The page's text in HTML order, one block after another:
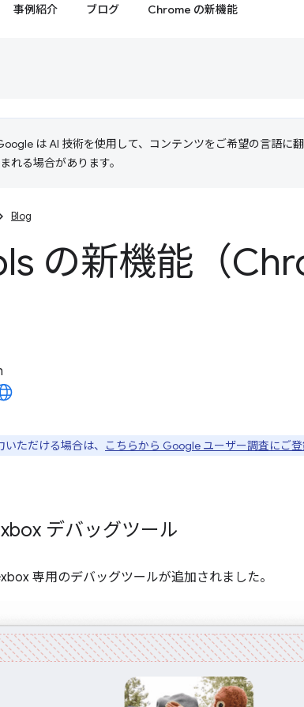
事例紹介 ブログ Chrome の新機能
は AI 技術を使用して、コンテンツをご希望の言語に
れる場合があります。
Blog
の新機能（
ただける場合は、 こちらから Google ユーザー調査にご
デバッグツール
専用のデバッグツールが追加されました。